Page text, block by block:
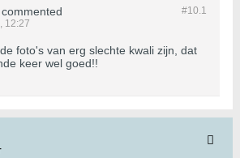
#10.1
commented
12:27
foto's van erg slechte kwali zijn, dat
keer wel goed!!